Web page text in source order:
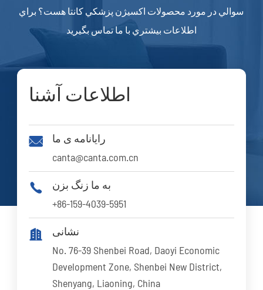
سوالي در مورد محصولات اکسيژن پزشکي کانتا هست؟ براي
اطلاعات بيشتري با ما تماس بگيريد
اطلاعات آشنا

رایانامه ی ما
canta@canta.com.cn

به ما زنگ بزن
+86-159-4039-5951

نشانی
No. 76-39 Shenbei Road, Daoyi Economic
Development Zone, Shenbei New District,
Shenyang, Liaoning, China